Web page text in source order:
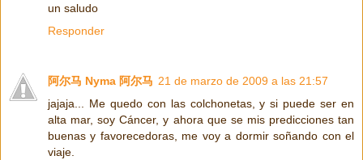
un saludo
Responder
阿尔马 Nyma 阿尔马 21 de marzo de 2009 a las 21:57
jajaja... Me quedo con las colchonetas, y si puede ser en
alta mar, soy Cáncer, y ahora que se mis predicciones tan
buenas y favorecedoras, me voy a dormir soñando con el
viaje.